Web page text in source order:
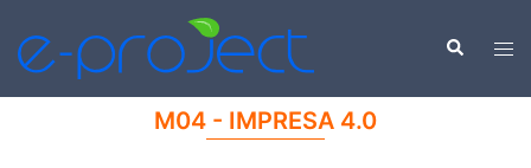
M04 - IMPRESA 4.0